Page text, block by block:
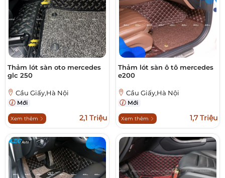
Thảm lót sàn oto mercedes
glc 250
Cầu Giấy,Hà Nội
Mới
Xem thêm 2,1 Triệu
Thảm lót sàn ô tô mercedes
e200
Cầu Giấy,Hà Nội
Mới
Xem thêm 1,7 Triệu